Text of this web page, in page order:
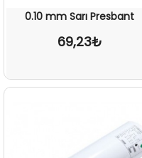
0.10 mm Sarı Presbant
69,23₺